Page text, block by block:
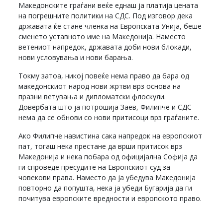
Македонските граѓани веќе еднаш ја платија цената
на погрешните политики на СДС. Под изговор дека
државата ќе стане членка на Европската Унија, беше
сменето уставното име на Македонија. Наместо
ветениот напредок, државата доби нови блокади,
нови условувања и нови барања.
Токму затоа, никој повеќе нема право да бара од
македонскиот народ нови жртви врз основа на
празни ветувања и дипломатски флоскули.
Довербата што ја потрошија Заев, Филипче и СДС
нема да се обнови со нови притисоци врз граѓаните.
Ако Филипче навистина сака напредок на европскиот
пат, тогаш нека престане да врши притисок врз
Македонија и нека побара од официјална Софија да
ги спроведе пресудите на Европскиот суд за
човекови права. Наместо да ја убедува Македонија
повторно да попушта, нека ја убеди Бугарија да ги
почитува европските вредности и европското право.